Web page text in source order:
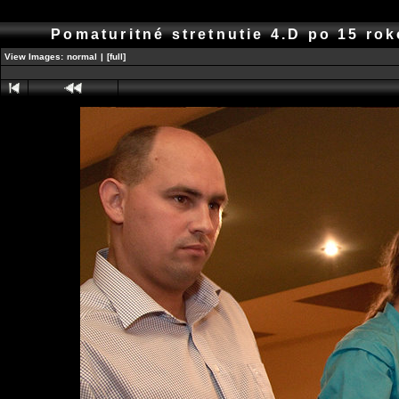
Pomaturitné stretnutie 4.D po 15
View Images: normal | [full]